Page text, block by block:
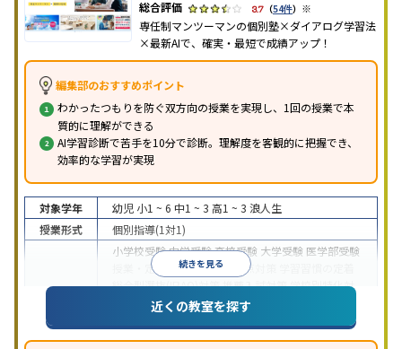
3.7 （54件） ※
専任制マンツーマンの個別塾×ダイアログ学習法
×最新AIで、確実・最短で成績アップ！
編集部のおすすめポイント
わかったつもりを防ぐ双方向の授業を実現し、1回の授業で本
質的に理解ができる
AI学習診断で苦手を10分で診断。理解度を客観的に把握でき、
効率的な学習が実現
続きを見る
対象学年 幼児 小1 ~ 6 中1 ~ 3 高1 ~ 3 浪人生
授業形式
個別指導(1対1)
小学校受験中学受験高校受験 大学受験 医学部受験
授業・定期テスト対策
内申点対策
総合型選抜(旧AO)対策推薦入試対策学校別特化対
国公立大対策私大対策 共通テスト対策
語・英会話特化対策その他科目別特化対策
近くの教室を探す